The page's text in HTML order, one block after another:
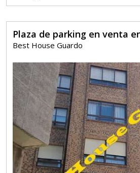
Plaza de parking en venta
Best House Guardo